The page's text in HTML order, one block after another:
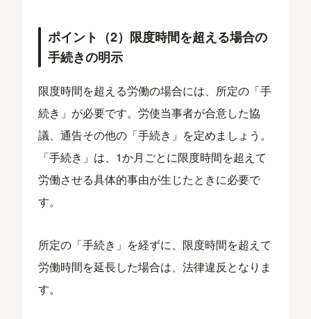
ポイント（2）限度時間を超える場合の
手続きの明示
限度時間を超える労働の場合には、所定の「手
続き」が必要です。労使当事者が合意した協
議、通告その他の「手続き」を定めましょう。
「手続き」は、1か月ごとに限度時間を超えて
労働させる具体的事由が生じたときに必要で
す。
所定の「手続き」を経ずに、限度時間を超えて
労働時間を延長した場合は、法律違反となりま
す。